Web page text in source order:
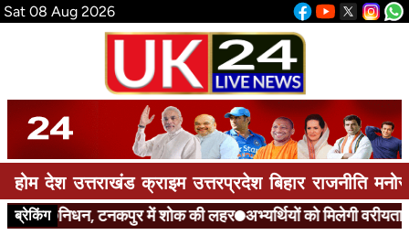
Sat 08 Aug 2026
होम देश उत्तराखंड क्राइम उत्तरप्रदेश बिहार राजनीति
ब्रेकिंगनिधन, टनकपुर में शोक की लहर अभ्यर्थियों को मिलेगी वरीयता